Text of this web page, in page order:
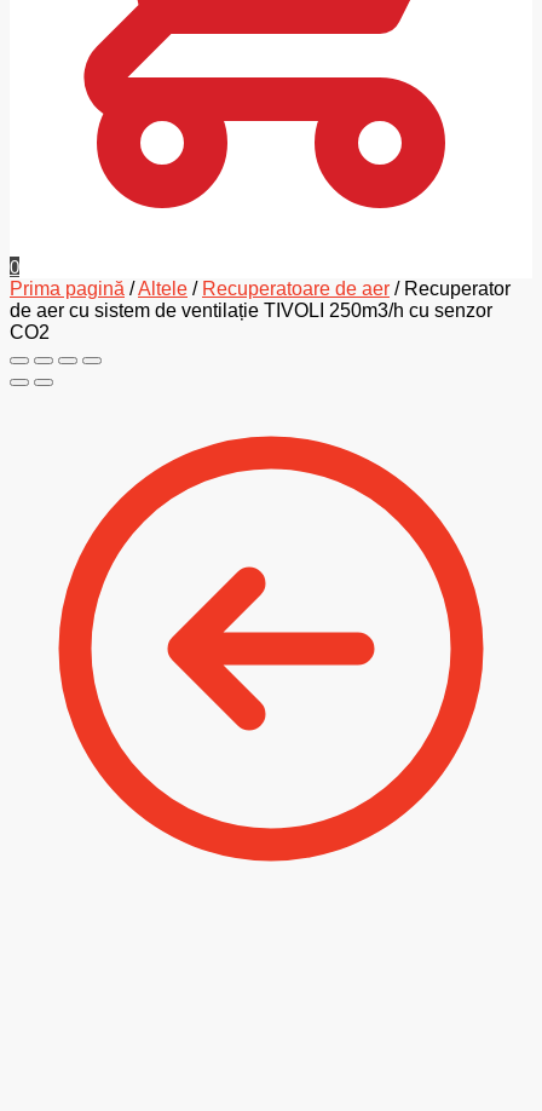
0
Prima pagină /Altele / Recuperatoare de aer / Recuperator
de aer cu sistem de ventilație TIVOLI 250m3/h cu senzor
CO2